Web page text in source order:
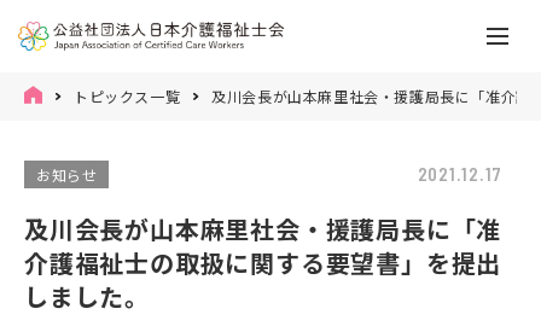
トピックス一覧 及川会長が山本麻里社会・援護局長に「准介
お知らせ 2021.12.17
及川会長が山本麻里社会・援護局長に「准
介護福祉士の取扱に関する要望書」を提出
しました。